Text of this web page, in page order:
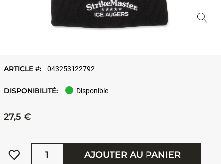
ARTICLE #: 043253122792
DISPONIBILITÉ: Disponible
27,5 €
Quantité
AJOUTER AU PANIER